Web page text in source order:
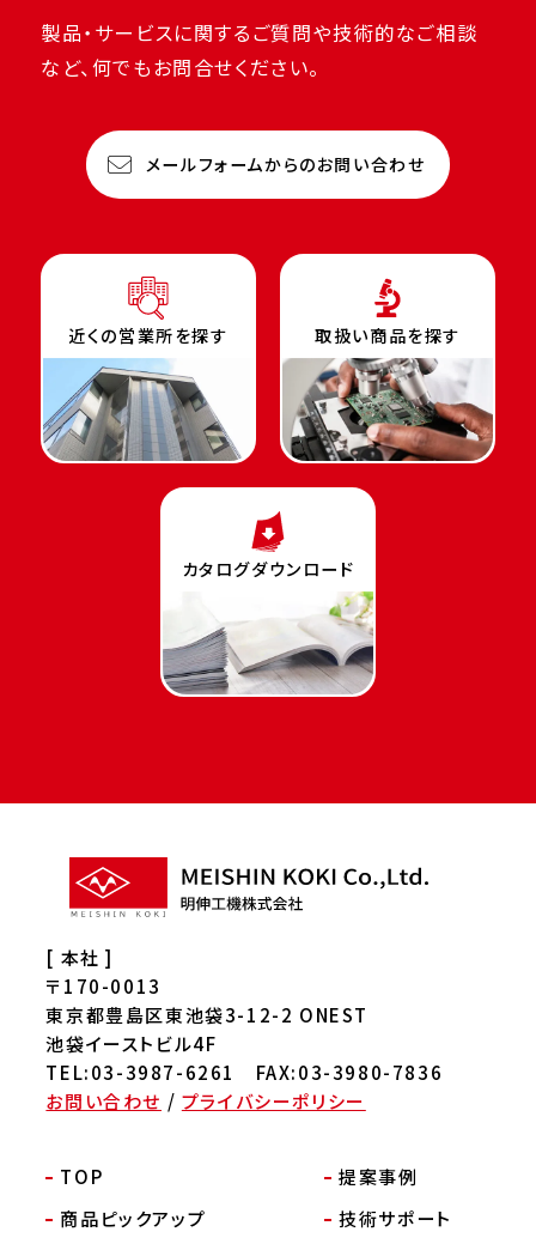
製品・サービスに関するご質問や技術的なご相談
など、何でもお問合せください。
メールフォームからのお問い合わせ
近くの営業所を探す 取扱い商品を探す
カタログダウンロード
[ 本社 ]
〒170-0013
東京都豊島区東池袋3-12-2 ONEST
池袋イーストビル4F
TEL:03-3987-6261 FAX:03-3980-7836
お問い合わせ / プライバシーポリシー
TOP
提案事例
商品ピックアップ
技術サポート